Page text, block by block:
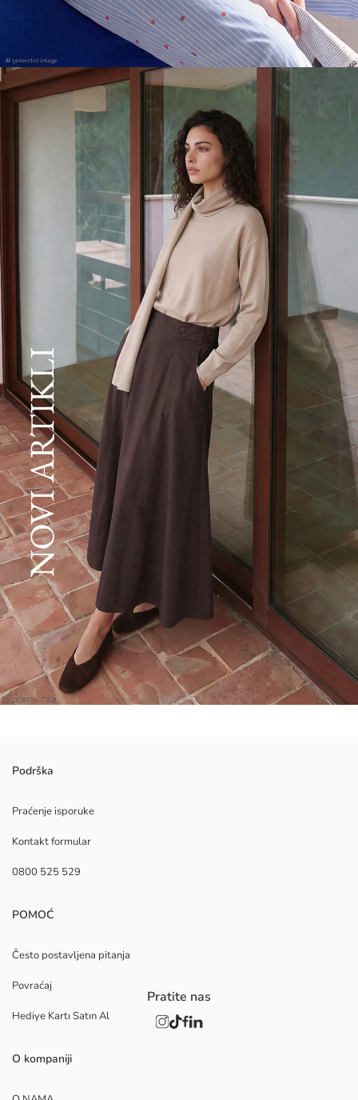
Podrška
Praćenje isporuke
Kontakt formular
0800 525 529
POMOĆ
Često postavljena pitanja
Povraćaj
Hediye Kartı Satın Al
O kompaniji
Pratite nas